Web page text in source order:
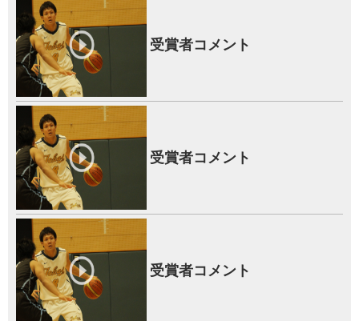
受賞者コメント
受賞者コメント
受賞者コメント